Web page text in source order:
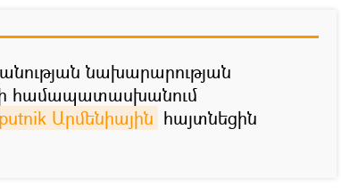
նախարարության
համապատասխանում
Արմենիային հայտնեցին